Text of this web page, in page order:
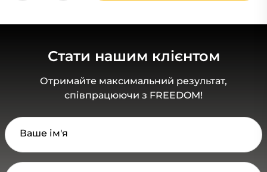
Стати нашим клієнтом
Отримайте максимальний результат,
співпрацюючи з FREEDOM!
Ваше ім'я